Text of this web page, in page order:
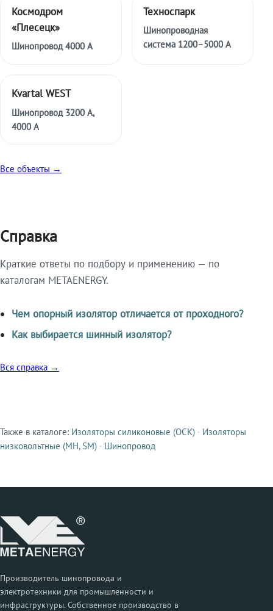
Космодром
«Плесецк»
Шинопровод 4000 А
Техноспарк
Шинопроводная
система 1200–5000 А
Kvartal WEST
Шинопровод 3200 А,
4000 А
Все объекты →
Справка
Краткие ответы по подбору и применению — по
каталогам METAENERGY.
Чем опорный изолятор отличается от проходного?
Как выбирается шинный изолятор?
Вся справка →
Смежные продукты
Также в каталоге: Изоляторы силиконовые (ОСК) · Изоляторы
низковольтные (МН, SM) · Шинопровод
Производитель шинопровода и
электротехники для промышленности и
инфраструктуры. Собственное производство в